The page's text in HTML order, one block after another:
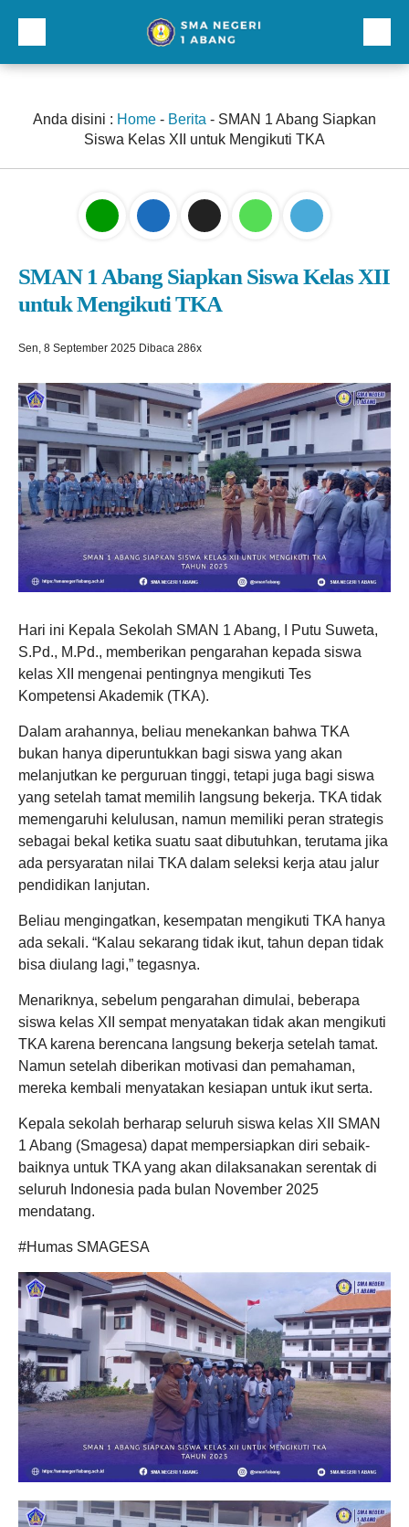
Profil
Kurikulum dan Kesiswaan
Lainnnya
Anda disini : Home - Berita - SMAN 1 Abang Siapkan
Siswa Kelas XII untuk Mengikuti TKA
SMAN 1 Abang Siapkan Siswa Kelas XII
untuk Mengikuti TKA
Sen, 8 September 2025 Dibaca 286x
Hari ini Kepala Sekolah SMAN 1 Abang, I Putu Suweta,
S.Pd., M.Pd., memberikan pengarahan kepada siswa
kelas XII mengenai pentingnya mengikuti Tes
Kompetensi Akademik (TKA).
Dalam arahannya, beliau menekankan bahwa TKA
bukan hanya diperuntukkan bagi siswa yang akan
melanjutkan ke perguruan tinggi, tetapi juga bagi siswa
yang setelah tamat memilih langsung bekerja. TKA tidak
memengaruhi kelulusan, namun memiliki peran strategis
sebagai bekal ketika suatu saat dibutuhkan, terutama jika
ada persyaratan nilai TKA dalam seleksi kerja atau jalur
pendidikan lanjutan.
Beliau mengingatkan, kesempatan mengikuti TKA hanya
ada sekali. “Kalau sekarang tidak ikut, tahun depan tidak
bisa diulang lagi,” tegasnya.
Menariknya, sebelum pengarahan dimulai, beberapa
siswa kelas XII sempat menyatakan tidak akan mengikuti
TKA karena berencana langsung bekerja setelah tamat.
Namun setelah diberikan motivasi dan pemahaman,
mereka kembali menyatakan kesiapan untuk ikut serta.
Kepala sekolah berharap seluruh siswa kelas XII SMAN
1 Abang (Smagesa) dapat mempersiapkan diri sebaik-
baiknya untuk TKA yang akan dilaksanakan serentak di
seluruh Indonesia pada bulan November 2025
mendatang.
#Humas SMAGESA